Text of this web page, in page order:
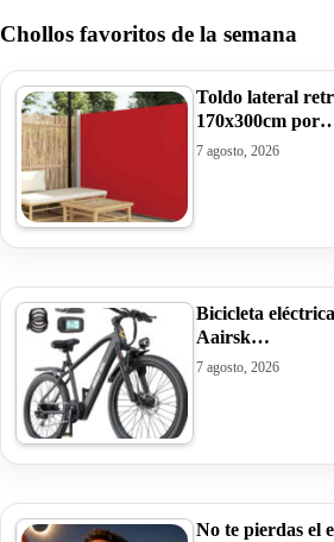
Chollos favoritos de la semana
Toldo lateral
170x300cm
7 agosto, 2026
Bicicleta
Aairsk…
7 agosto, 2026
No te pierdas el